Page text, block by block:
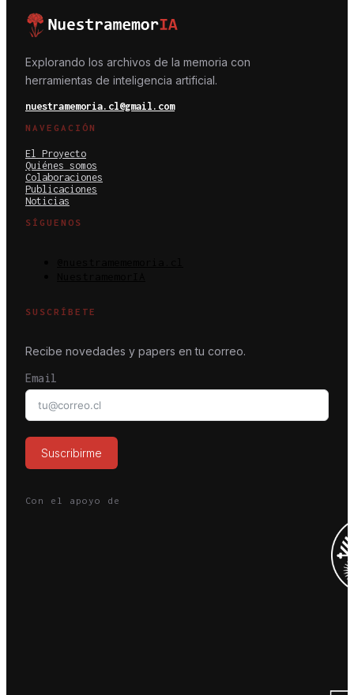
Explorando los archivos de la memoria con
herramientas de inteligencia artificial.
nuestramemoria.cl@gmail.com
NAVEGACIÓN
El Proyecto
Quiénes somos
Colaboraciones
Publicaciones
Noticias
SÍGUENOS
SUSCRÍBETE
Recibe novedades y papers en tu correo.
Email
Suscribirme
Con el apoyo de